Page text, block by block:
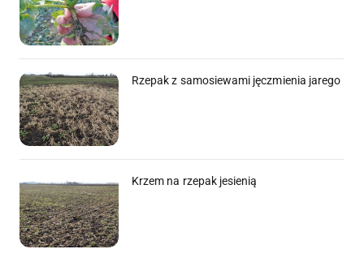
Rzepak z samosiewami jęczmienia jarego
Krzem na rzepak jesienią